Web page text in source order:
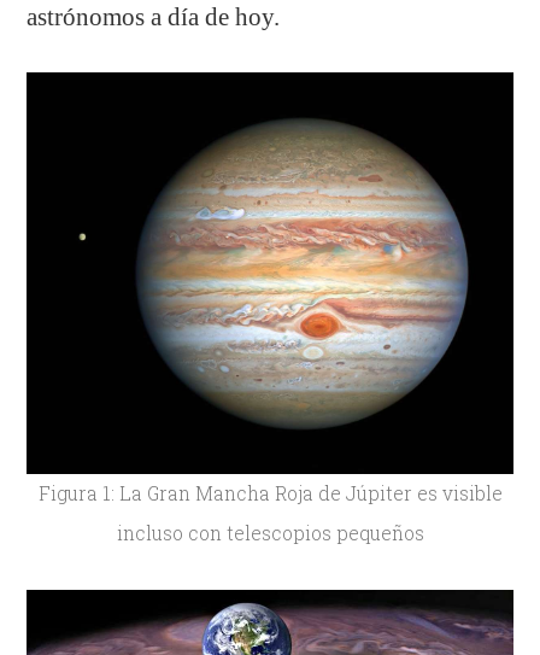
astrónomos a día de hoy.
Figura 1: La Gran Mancha Roja de Júpiter es visible
incluso con telescopios pequeños